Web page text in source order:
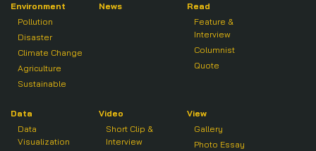
Environment
Pollution
Disaster
Climate Change
Agriculture
Sustainable
News
Read
Feature &
Interview
Columnist
Quote
Data
Data
Visualization
Video
Short Clip &
Interview
View
Gallery
Photo Essay